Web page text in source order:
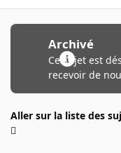
Archivé
Ce sujet est
recevoir de
Aller sur la liste des